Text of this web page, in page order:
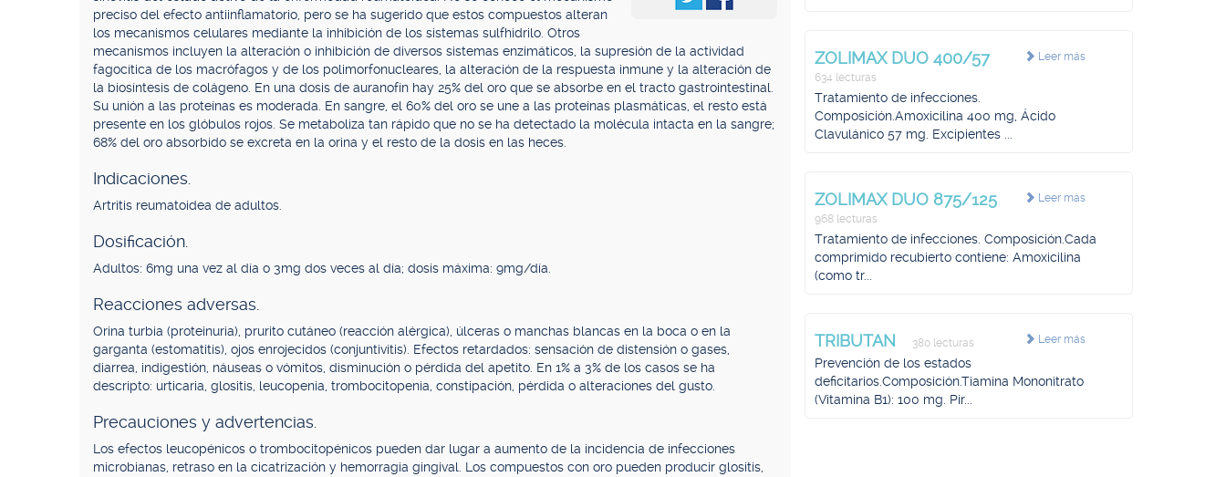
preciso del efecto antiinflamatorio, pero se ha sugerido que estos compuestos alteran
los mecanismos celulares mediante la inhibición de los sistemas sulfhidrilo. Otros
mecanismos incluyen la alteración o inhibición de diversos sistemas enzimáticos, la supresión de la actividad
fagocítica de los macrófagos y de los polimorfonucleares, la alteración de la respuesta inmune y la alteración de
la biosíntesis de colágeno. En una dosis de auranofín hay 25% del oro que se absorbe en el tracto gastrointestinal.
Su unión a las proteínas es moderada. En sangre, el 60% del oro se une a las proteínas plasmáticas, el resto está
presente en los glóbulos rojos. Se metaboliza tan rápido que no se ha detectado la molécula intacta en la sangre;
68% del oro absorbido se excreta en la orina y el resto de la dosis en las heces.
Indicaciones.
Artritis reumatoidea de adultos.
Dosificación.
Adultos: 6mg una vez al día o 3mg dos veces al día; dosis máxima: 9mg/día.
Reacciones adversas.
Orina turbia (proteinuria), prurito cutáneo (reacción alérgica), úlceras o manchas blancas en la boca o en la
garganta (estomatitis), ojos enrojecidos (conjuntivitis). Efectos retardados: sensación de distensión o gases,
diarrea, indigestión, náuseas o vómitos, disminución o pérdida del apetito. En 1% a 3% de los casos se ha
descripto: urticaria, glositis, leucopenia, trombocitopenia, constipación, pérdida o alteraciones del gusto.
Precauciones y advertencias.
Los efectos leucopénicos o trombocitopénicos pueden dar lugar a aumento de la incidencia de infecciones
microbianas, retraso en la cicatrización y hemorragia gingival. Los compuestos con oro pueden producir glositis,
Leer más
ZOLIMAX DUO 400/57
634 lecturas
Tratamiento de infecciones.
Composición.Amoxicilina 400 mg, Ácido
Clavulánico 57 mg. Excipientes ...
Leer más
ZOLIMAX DUO 875/125
968 lecturas
Tratamiento de infecciones. Composición.Cada
comprimido recubierto contiene: Amoxicilina
(como tr...
Leer más
TRIBUTAN 380 lecturas
Prevención de los estados
deficitarios.Composición.Tiamina Mononitrato
(Vitamina B1): 100 mg. Pir...